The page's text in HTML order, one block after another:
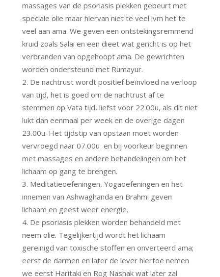
massages van de psoriasis plekken gebeurt met
speciale olie maar hiervan niet te veel ivm het te
veel aan ama. We geven een ontstekingsremmend
kruid zoals Salai en een dieet wat gericht is op het
verbranden van opgehoopt ama. De gewrichten
worden ondersteund met Rumayur.
De nachtrust wordt positief beïnvloed na verloop
van tijd, het is goed om de nachtrust af te
stemmen op Vata tijd, liefst voor 22.00u, als dit niet
lukt dan eenmaal per week en de overige dagen
23.00u. Het tijdstip van opstaan moet worden
vervroegd naar 07.00u en bij voorkeur beginnen
met massages en andere behandelingen om het
lichaam op gang te brengen.
Meditatieoefeningen, Yogaoefeningen en het
innemen van Ashwaghanda en Brahmi geven
lichaam en geest weer energie.
De psoriasis plekken worden behandeld met
neem olie. Tegelijkertijd wordt het lichaam
gereinigd van toxische stoffen en onverteerd ama;
eerst de darmen en later de lever hiertoe nemen
we eerst Haritaki en Rog Nashak wat later zal